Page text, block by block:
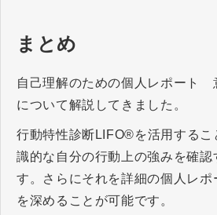
まとめ
自己理解のための個人レポート
について解説してきました。
行動特性診断LIFO®を活用するこ
識的な自分の行動上の強みを確認
す。さらにそれを詳細の個人レ
を深めることが可能です。